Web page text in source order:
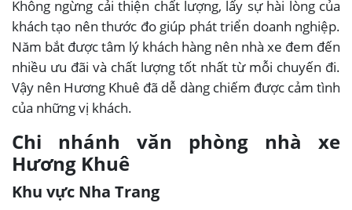
Không ngừng cải thiện chất lượng, lấy sự hài lòng của
khách tạo nên thước đo giúp phát triển doanh nghiệp.
Năm bắt được tâm lý khách hàng nên nhà xe đem đến
nhiều ưu đãi và chất lượng tốt nhất từ mỗi chuyến đi.
Vậy nên Hương Khuê đã dễ dàng chiếm được cảm tình
của những vị khách.
Chi nhánh văn phòng nhà xe
Hương Khuê
Khu vực Nha Trang